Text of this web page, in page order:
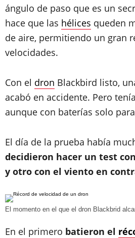
ángulo de paso que es un
hace que las hélices queden
de aire, permitiendo un gran
velocidades.
Con el dron Blackbird listo,
acabó en accidente. Pero
aunque con baterías solo
El día de la prueba había
decidieron hacer un test
y otro con el viento en
El momento en el que el dron Blackbrid
En el primero batieron el